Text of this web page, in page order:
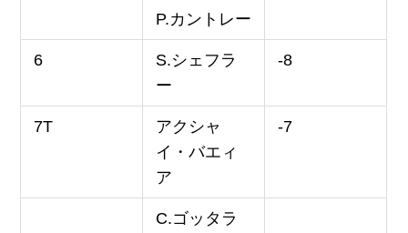
P.カントレー
6
S.シェフラ
ー
-8
7T
アクシャ
イ・バエィ
ア
-7
C.ゴッタラ